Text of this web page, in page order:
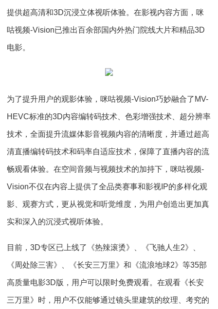
提供超高清和3D沉浸立体视听体验。在影视内容方面，咪
咕视频-Vision已推出百余部国内外热门院线大片和精品3D
电影。
为了提升用户的观影体验，咪咕视频-Vision巧妙融合了MV-
HEVC标准的3D内容编转码技术、色彩增强技术、超分辨率
技术，全面提升流媒体影音视频内容的清晰度，并通过超高
清直播编转码技术和码率自适应技术，保障了直播内容的流
畅观看体验。在空间音频与视频技术的加持下，咪咕视频-
Vision不仅在内容上提供了全品类赛事和影视IP的多样化观
影、观赛方式，更从视觉和听觉维度，为用户创造出更加真
实和深入的沉浸式视听体验。
目前，3D专区已上线了《热辣滚烫》、《飞驰人生2》、
《周处除三害》、《长安三万里》和《流浪地球2》等35部
高质量电影3D版，用户可以限时免费观看。在观看《长安
三万里》时，用户不仅能够通过镜头里建筑的纹理、考究的